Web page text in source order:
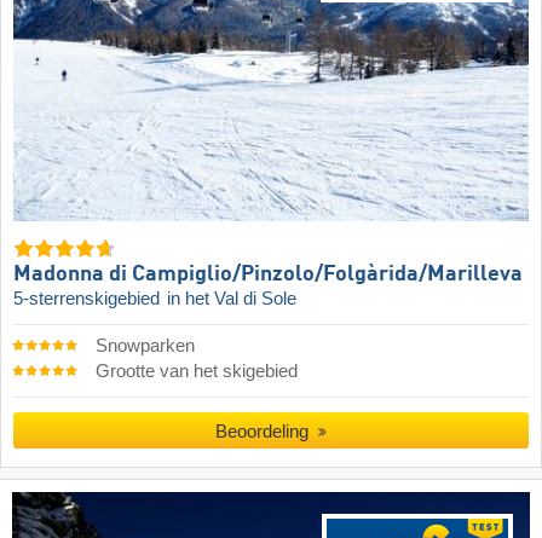
Madonna di Campiglio/​Pinzolo/​Folgàrida/​Marilleva
5-sterrenskigebied in het Val di Sole
Snowparken
Grootte van het skigebied
Beoordeling